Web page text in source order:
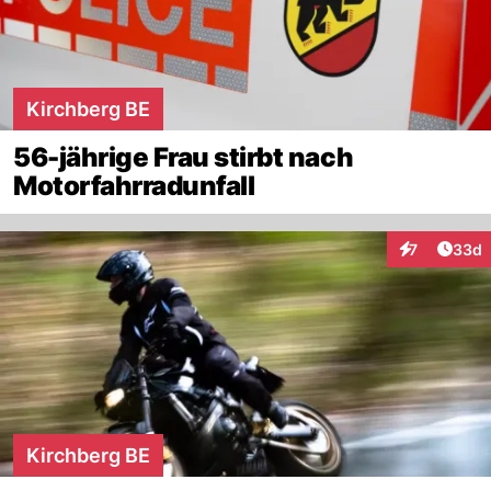
Kirchberg BE
56-jährige Frau stirbt nach
Motorfahrradunfall
7
Interaktionen
33d
Kirchberg BE